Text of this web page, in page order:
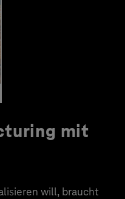
mit
will, braucht